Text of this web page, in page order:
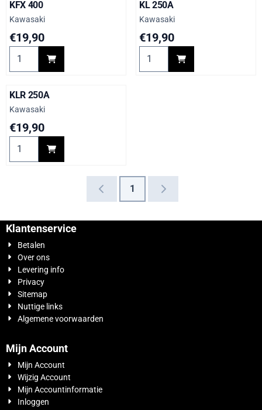
KFX 400
Merk:
Kawasaki
Prijs: 19,90
€19,90
KL 250A
Merk:
Kawasaki
Prijs: 19,90
€19,90
KLR 250A
Merk:
Kawasaki
Prijs: 19,90
€19,90
1
Klantenservice
Betalen
Over ons
Levering info
Privacy
Sitemap
Nuttige links
Algemene voorwaarden
Mijn Account
Mijn Account
Wijzig Account
Mijn Accountinformatie
Inloggen